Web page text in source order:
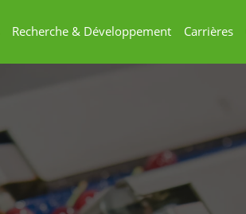
Recherche & Développement Carrières